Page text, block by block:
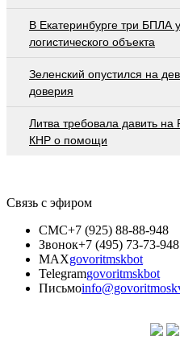
В Екатеринбурге три БПЛА
логистического объекта
Зеленский опустился на
доверия
Литва требовала давить
КНР о помощи
Связь с эфиром
СМС+7 (925) 88-88-948
Звонок+7 (495) 73-73-948
MAXgovoritmskbot
Telegramgovoritmskbot
Письмо